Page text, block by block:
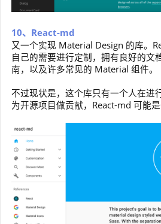
10、React-md
又一个实现 Material Design 的库。
自己的需要进行定制，拥有良好的文
南，以及许多常见的 Material 组件。
不过现状是，这个库只有一个人在进
为开源项目做贡献，React-md 可能是